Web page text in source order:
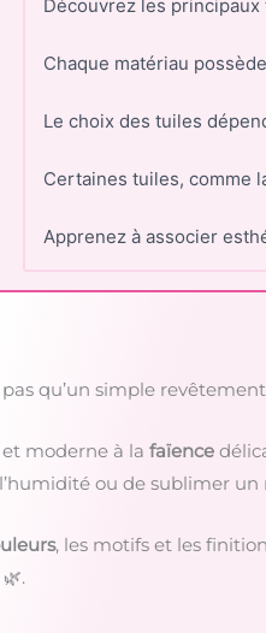
Découvrez les
Chaque matériau
Le choix des tuiles
Certaines tuiles, comme
Apprenez à associer
qu’un simple
et moderne à la faïence
l’humidité ou de sublimer un
, les motifs et les